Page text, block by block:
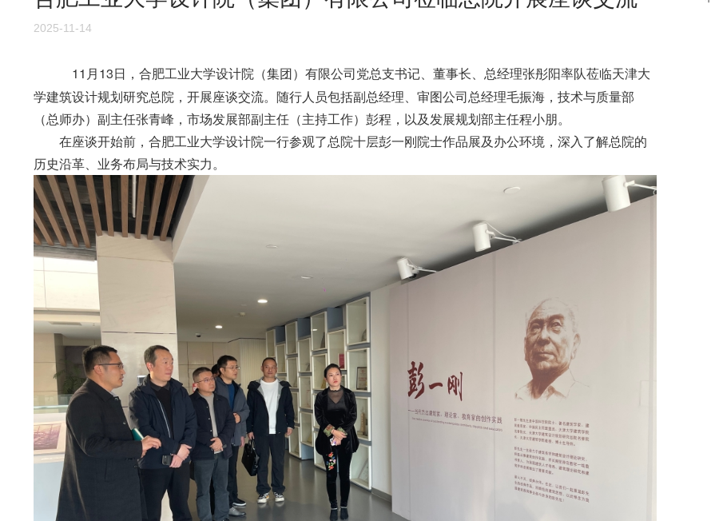
2025-11-14
11月13日，合肥工业大学设计院（集团）有限公司党总支书记、董事长、总经理张彤阳率队莅临天津大
学建筑设计规划研究总院，开展座谈交流。随行人员包括副总经理、审图公司总经理毛振海，技术与质量部
（总师办）副主任张青峰，市场发展部副主任（主持工作）彭程，以及发展规划部主任程小朋。
在座谈开始前，合肥工业大学设计院一行参观了总院十层彭一刚院士作品展及办公环境，深入了解总院的
历史沿革、业务布局与技术实力。